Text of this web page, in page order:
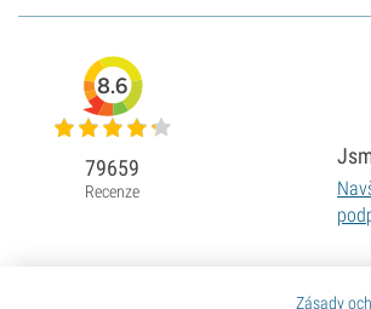
Zásady
8.6
79659
Recenze